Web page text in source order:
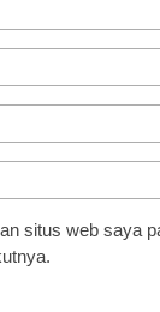
situs web saya